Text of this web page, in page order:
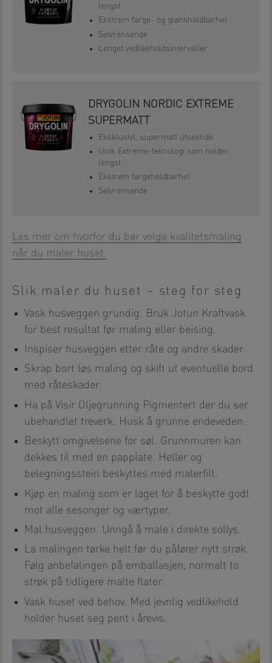
lengst
Ekstrem farge- og glansholdbarhet
Selvrensende
Lengst vedlikeholdsintervaller
DRYGOLIN NORDIC EXTREME
SUPERMATT
Eksklusivt, supermatt utseende
Unik Extreme-teknologi som holder
lengst
Ekstrem fargeholdbarhet
Selvrensende
Les mer om hvorfor du bør velge kvalitetsmaling
når du maler huset.
Slik maler du huset – steg for steg
Vask husveggen grundig. Bruk Jotun Kraftvask
for best resultat før maling eller beising.
Inspiser husveggen etter råte og andre skader.
Skrap bort løs maling og skift ut eventuelle bord
med råteskader.
Ha på Visir Oljegrunning Pigmentert der du ser
ubehandlet treverk. Husk å grunne endeveden.
Beskytt omgivelsene for søl. Grunnmuren kan
dekkes til med en papplate. Heller og
belegningsstein beskyttes med malerfilt.
Kjøp en maling som er laget for å beskytte godt
mot alle sesonger og værtyper.
Mal husveggen. Unngå å male i direkte sollys.
La malingen tørke helt før du påfører nytt strøk.
Følg anbefalingen på emballasjen, normalt to
strøk på tidligere malte flater.
Vask huset ved behov. Med jevnlig vedlikehold
holder huset seg pent i årevis.